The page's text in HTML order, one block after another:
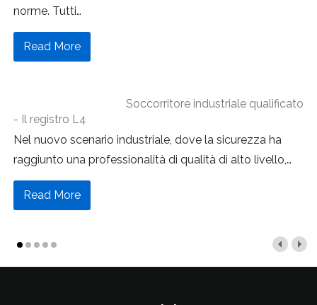
norme. Tutti…
Read More
Soccorritore industriale qualificato
- Il registro L4
Nel nuovo scenario industriale, dove la sicurezza ha
raggiunto una professionalità di qualità di alto livello,…
Read More